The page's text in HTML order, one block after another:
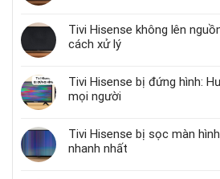
Tivi Hisense không lên
cách xử lý
Tivi Hisense bị đứng hình:
mọi người
Tivi Hisense bị sọc màn
nhanh nhất